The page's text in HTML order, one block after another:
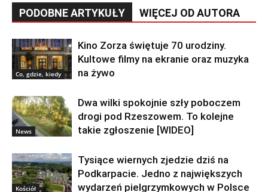
PODOBNE ARTYKUŁY WIĘCEJ OD AUTORA
Co, gdzie, kiedy
Kino Zorza świętuje 70 urodziny.
Kultowe filmy na ekranie oraz muzyka
na żywo
News
Dwa wilki spokojnie szły poboczem
drogi pod Rzeszowem. To kolejne
takie zgłoszenie [WIDEO]
Kościół
Tysiące wiernych zjedzie dziś na
Podkarpacie. Jedno z największych
wydarzeń pielgrzymkowych w Polsce